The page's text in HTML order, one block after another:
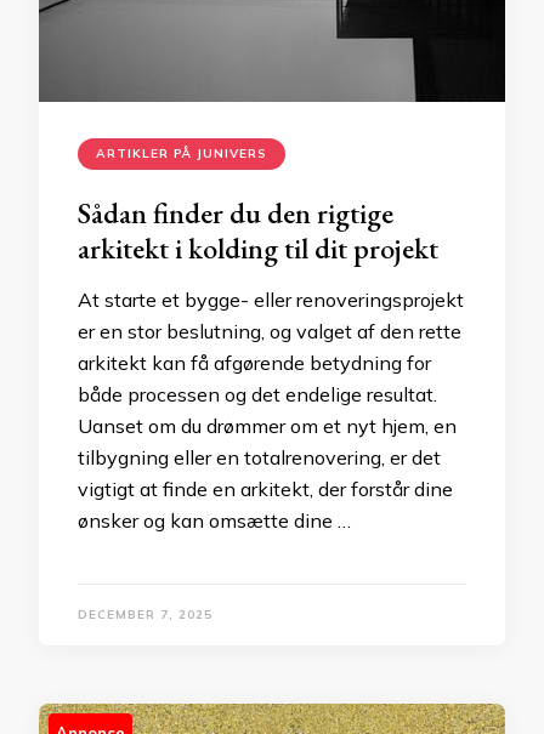
ARTIKLER PÅ JUNIVERS
Sådan finder du den rigtige
arkitekt i kolding til dit projekt
At starte et bygge- eller renoveringsprojekt
er en stor beslutning, og valget af den rette
arkitekt kan få afgørende betydning for
både processen og det endelige resultat.
Uanset om du drømmer om et nyt hjem, en
tilbygning eller en totalrenovering, er det
vigtigt at finde en arkitekt, der forstår dine
ønsker og kan omsætte dine …
DECEMBER 7, 2025